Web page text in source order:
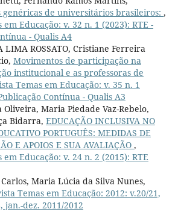
genéricas de universitários brasileiros: ,
em Educação: v. 32 n. 1 (2023): RTE -
- Qualis A4
LIMA ROSSATO, Cristiane Ferreira
Movimentos de participação na
institucional e as professoras de
Temas em Educação: v. 35 n. 1
Contínua - Qualis A3
Oliveira, Maria Piedade Vaz-Rebelo,
Bidarra, EDUCAÇÃO INCLUSIVA NO
PORTUGUÊS: MEDIDAS DE
E APOIOS E SUA AVALIAÇÃO ,
em Educação: v. 24 n. 2 (2015): RTE
Maria Lúcia da Silva Nunes,
Temas em Educação: 2012: v.20/21,
jan.-dez. 2011/2012